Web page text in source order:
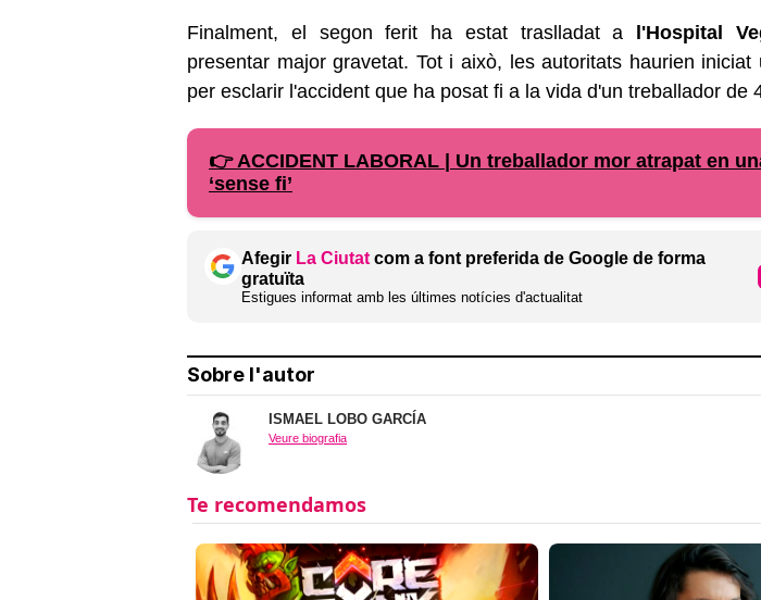
Finalment, el segon ferit ha estat traslladat a l'Hospital
presentar major gravetat. Tot i això, les autoritats haurien iniciat
per esclarir l'accident que ha posat fi a la vida d'un treballador de
👉 ACCIDENT LABORAL | Un treballador mor atrapat en
‘sense fi’
Afegir La Ciutatcom a font preferida de Google de forma
gratuïta
Estigues informat amb les últimes notícies d'actualitat
Sobre l'autor
ISMAEL LOBO GARCÍA
Veure biografia